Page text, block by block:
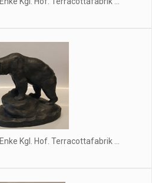
Kgl. Hof. Terracottafabrik ...